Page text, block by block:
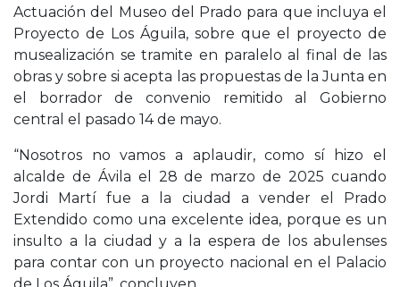
Actuación del Museo del Prado para que incluya el
Proyecto de Los Águila, sobre que el proyecto de
musealización se tramite en paralelo al final de las
obras y sobre si acepta las propuestas de la Junta en
el borrador de convenio remitido al Gobierno
central el pasado 14 de mayo.
“Nosotros no vamos a aplaudir, como sí hizo el
alcalde de Ávila el 28 de marzo de 2025 cuando
Jordi Martí fue a la ciudad a vender el Prado
Extendido como una excelente idea, porque es un
insulto a la ciudad y a la espera de los abulenses
para contar con un proyecto nacional en el Palacio
de Los Águila”, concluyen.